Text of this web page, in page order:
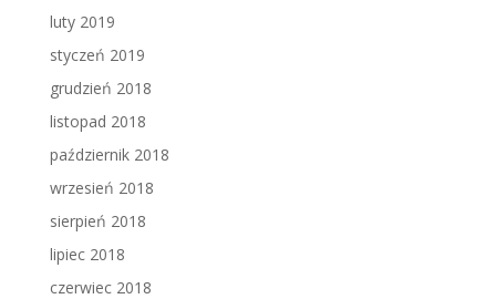
luty 2019
styczeń 2019
grudzień 2018
listopad 2018
październik 2018
wrzesień 2018
sierpień 2018
lipiec 2018
czerwiec 2018